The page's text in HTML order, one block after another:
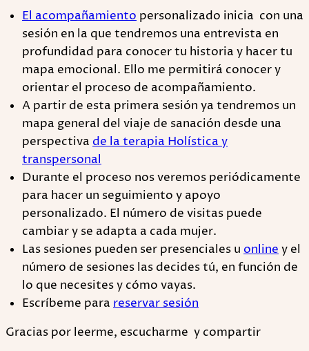
El acompañamiento personalizado inicia con una
sesión en la que tendremos una entrevista en
profundidad para conocer tu historia y hacer tu
mapa emocional. Ello me permitirá conocer y
orientar el proceso de acompañamiento.
A partir de esta primera sesión ya tendremos un
mapa general del viaje de sanación desde una
perspectiva de la terapia Holística y
transpersonal
Durante el proceso nos veremos periódicamente
para hacer un seguimiento y apoyo
personalizado. El número de visitas puede
cambiar y se adapta a cada mujer.
Las sesiones pueden ser presenciales u onliney el
número de sesiones las decides tú, en función de
lo que necesites y cómo vayas.
Escríbeme para reservar sesión
Gracias por leerme, escucharme y compartir